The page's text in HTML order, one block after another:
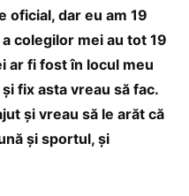
oficial, dar eu am 19
colegilor mei au tot 19
ar fi fost în locul meu
fix asta vreau să fac.
și vreau să le arăt că
și sportul, și